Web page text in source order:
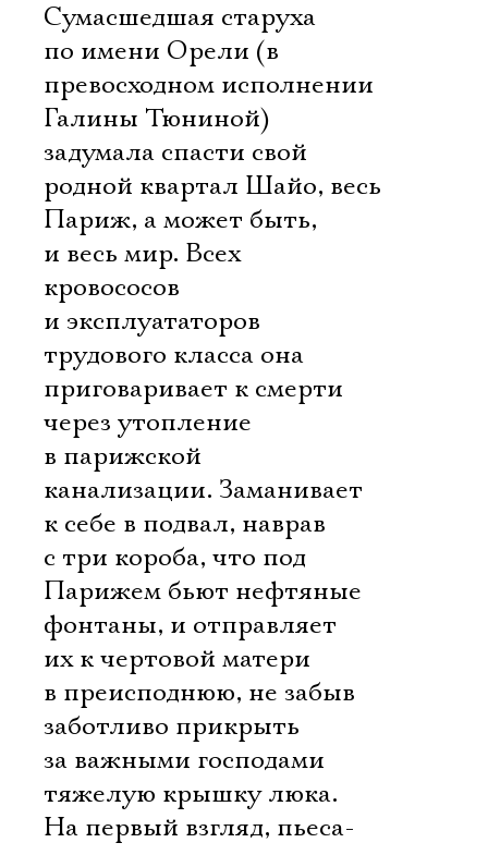
Сумасшедшая старуха
по имени Орели (в
превосходном исполнении
Галины Тюниной)
задумала спасти свой
родной квартал Шайо, весь
Париж, а может быть,
и весь мир. Всех
кровососов
и эксплуататоров
трудового класса она
приговаривает к смерти
через утопление
в парижской
канализации. Заманивает
к себе в подвал, наврав
с три короба, что под
Парижем бьют нефтяные
фонтаны, и отправляет
их к чертовой матери 
в преисподнюю, не забыв
заботливо прикрыть
за важными господами
тяжелую крышку люка.
На первый взгляд, пьеса-